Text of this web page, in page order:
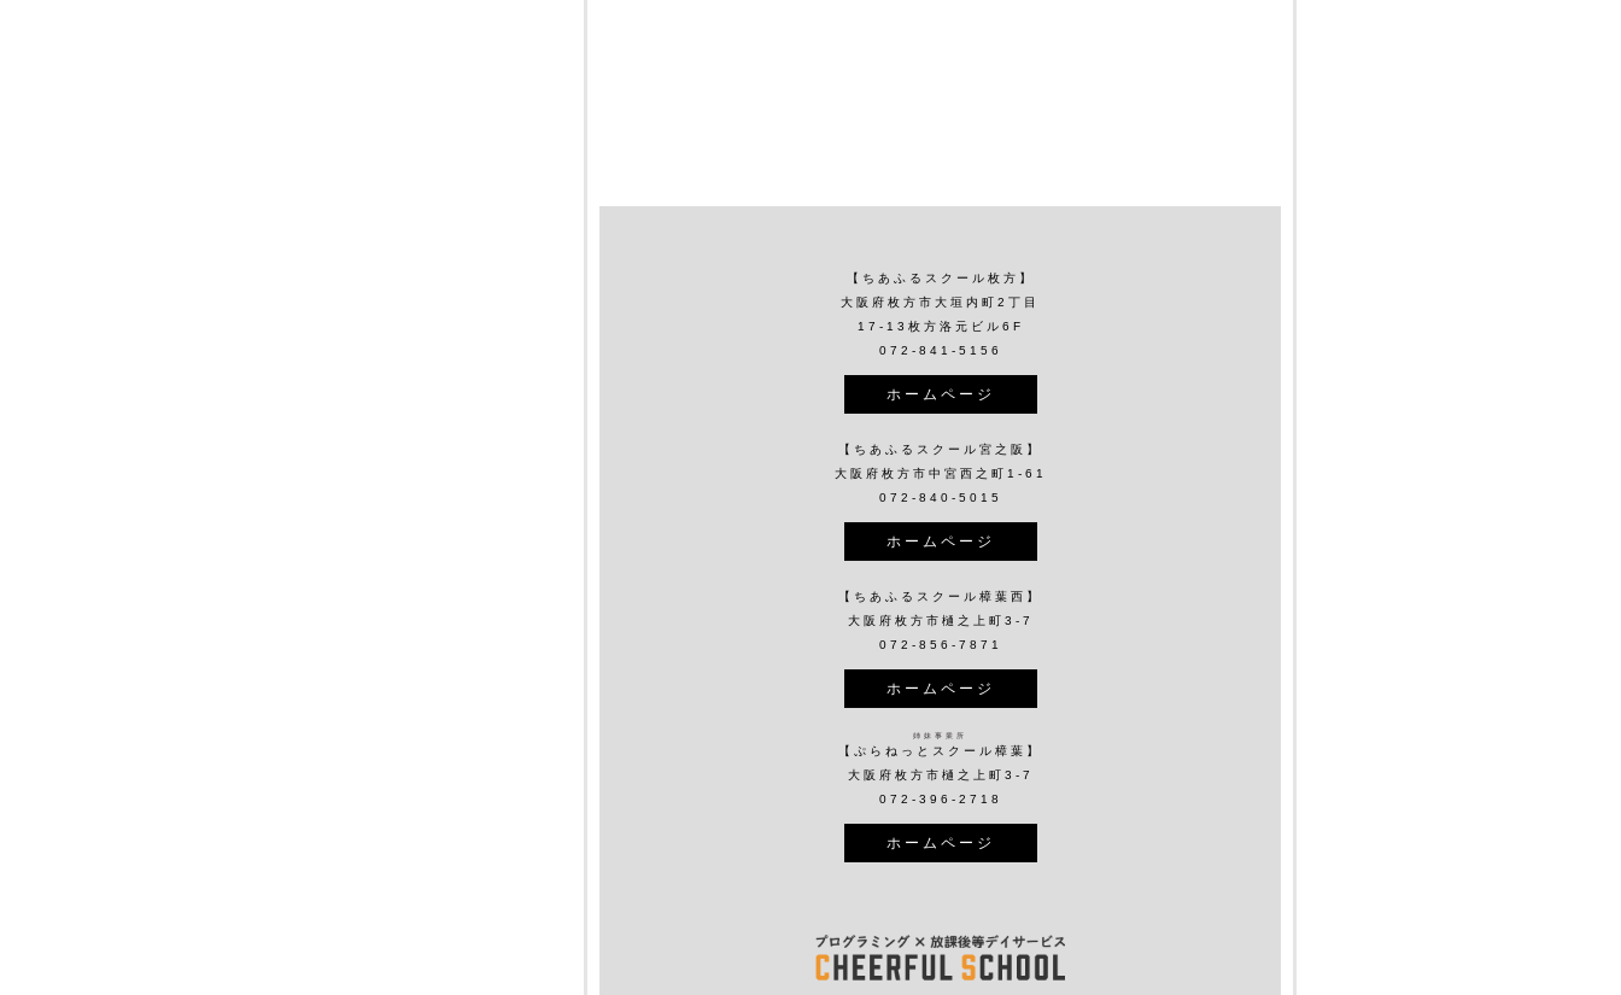
【ちあふるスクール枚方】
大阪府枚方市大垣内町2丁目
17-13枚方洛元ビル6F
072-841-5156
ホームページ
【ちあふるスクール宮之阪】
大阪府枚方市中宮西之町1-61
072-840-5015
ホームページ
【ちあふるスクール樟葉西】
大阪府枚方市樋之上町3-7
072-856-7871
ホームページ
姉妹事業所
【ぷらねっとスクール樟葉】
大阪府枚方市樋之上町3-7
072-396-2718
ホームページ